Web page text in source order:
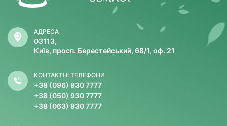
АДРЕСА
03113,
Київ, просп. Берестейський, 68/1, оф. 21
КОНТАКТНІ ТЕЛЕФОНИ
+38 (096) 930 7777
+38 (050) 930 7777
+38 (063) 930 7777